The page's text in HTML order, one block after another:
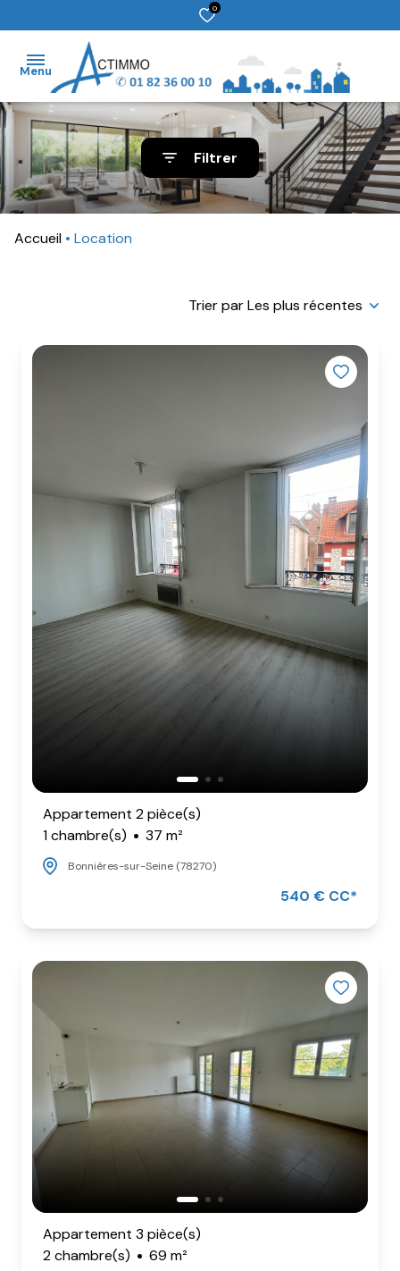
0
Menu
accueil
ventes
contact
Filtrer
Accueil Location
Trier par Les plus récentes
Appartement 2 pièce(s)
1 chambre(s)
37 m²
Bonnières-sur-Seine (78270)
540 € CC*
Appartement 3 pièce(s)
2 chambre(s)
69 m²